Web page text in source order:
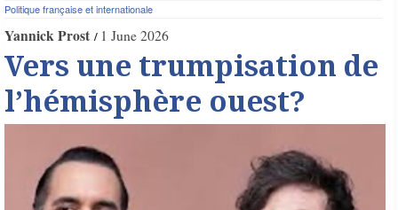
Politique française et internationale
Yannick Prost 1 June 2026
Vers une trumpisation de
l’hémisphère ouest?